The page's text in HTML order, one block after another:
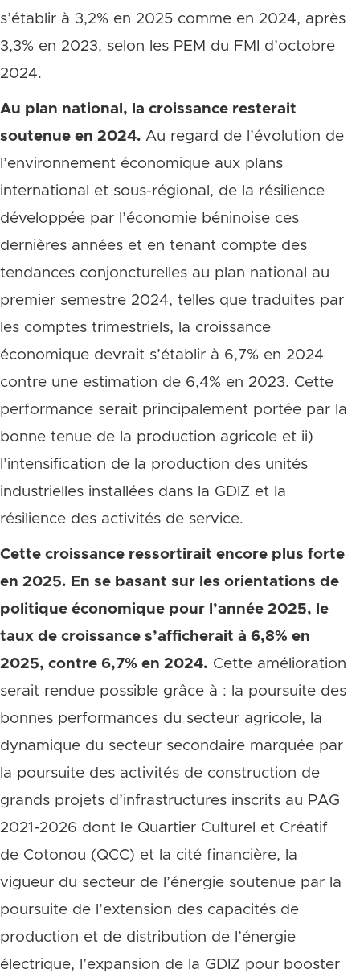
s’établir à 3,2% en 2025 comme en 2024, après
3,3% en 2023, selon les PEM du FMI d’octobre
2024.
Au plan national, la croissance resterait
soutenue en 2024. Au regard de l’évolution de
l’environnement économique aux plans
international et sous-régional, de la résilience
développée par l’économie béninoise ces
dernières années et en tenant compte des
tendances conjoncturelles au plan national au
premier semestre 2024, telles que traduites par
les comptes trimestriels, la croissance
économique devrait s’établir à 6,7% en 2024
contre une estimation de 6,4% en 2023. Cette
performance serait principalement portée par la
bonne tenue de la production agricole et ii)
l’intensification de la production des unités
industrielles installées dans la GDIZ et la
résilience des activités de service.
Cette croissance ressortirait encore plus forte
en 2025. En se basant sur les orientations de
politique économique pour l’année 2025, le
taux de croissance s’afficherait à 6,8% en
2025, contre 6,7% en 2024. Cette amélioration
serait rendue possible grâce à : la poursuite des
bonnes performances du secteur agricole, la
dynamique du secteur secondaire marquée par
la poursuite des activités de construction de
grands projets d’infrastructures inscrits au PAG
2021-2026 dont le Quartier Culturel et Créatif
de Cotonou (QCC) et la cité financière, la
vigueur du secteur de l’énergie soutenue par la
poursuite de l’extension des capacités de
production et de distribution de l’énergie
électrique, l’expansion de la GDIZ pour booster